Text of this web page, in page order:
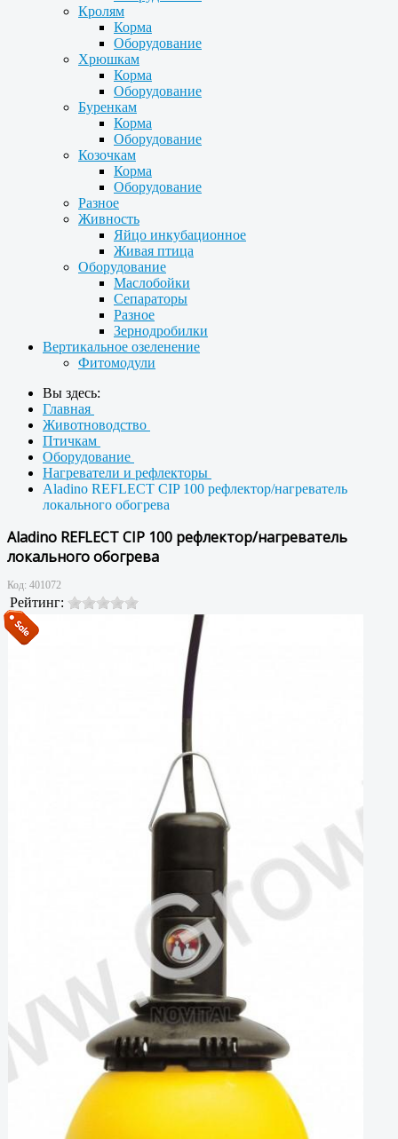
Кролям
Корма
Оборудование
Хрюшкам
Корма
Оборудование
Буренкам
Корма
Оборудование
Козочкам
Корма
Оборудование
Разное
Живность
Яйцо инкубационное
Живая птица
Оборудование
Маслобойки
Сепараторы
Разное
Зернодробилки
Вертикальное озеленение
Фитомодули
Вы здесь:
Главная
Животноводство
Птичкам
Оборудование
Нагреватели и рефлекторы
Aladino REFLECT CIP 100 рефлектор/нагреватель
локального обогрева
Aladino REFLECT CIP 100 рефлектор/нагреватель
локального обогрева
Код: 401072
Рейтинг: